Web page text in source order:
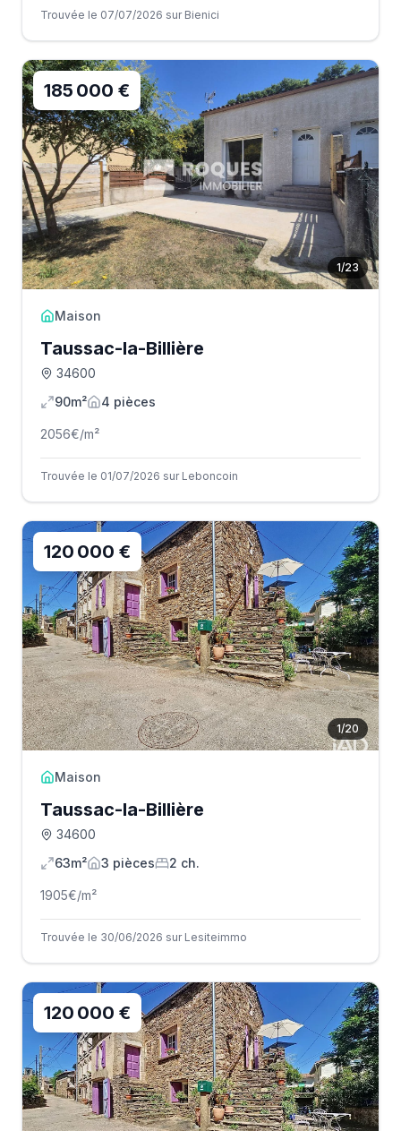
Trouvée le 07/07/2026 sur Bienici
1/23
185 000 €
Maison
Taussac-la-Billière
34600
90m²
4 pièces
2056€/m²
Trouvée le 01/07/2026 sur Leboncoin
1/20
120 000 €
Maison
Taussac-la-Billière
34600
63m²
3 pièces 2 ch.
1905€/m²
Trouvée le 30/06/2026 sur Lesiteimmo
120 000 €